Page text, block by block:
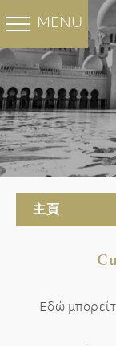
BACK
关于我们
公司
历史
工厂
DRY LAY
BACK
Santa Marina
Cloudy Sky
水晶白 大
Thassos
新雅士白
Butterfly 大
BACK
Minoan Grey
BACK
酒店
住宅
办公大楼
清真寺
MENU
主頁
Εδώ